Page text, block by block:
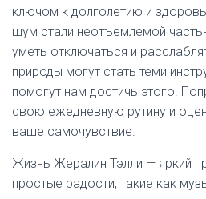
ключом к долголетию и
шум стали неотъемлемой
уметь отключаться и
природы могут стать теми
помогут нам достичь этого.
свою ежедневную рутину и
ваше самочувствие.
Жизнь Жералин Тэлли — яркий
простые радости, такие как